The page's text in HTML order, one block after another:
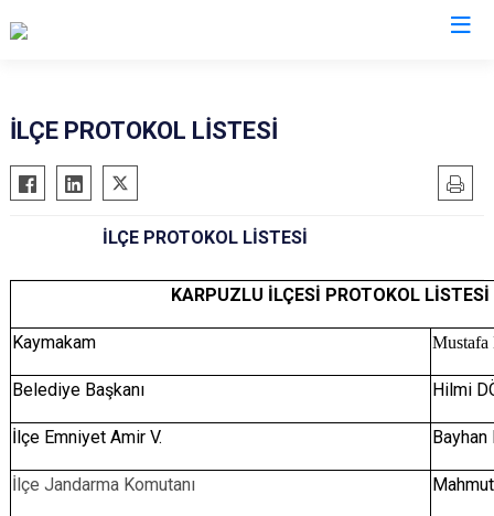
Bozdoğan
Buharkent
Didim
İncirliova
Karacasu
Koçarlı
Kuyucak
Nazilli
Söke
Yenipazar
İLÇE PROTOKOL LİSTESİ
İLÇE PROTOKOL LİSTESİ
KARPUZLU İLÇESİ PROTOKOL LİSTESİ
Kaymakam
Belediye Başkanı Hilmi
İlçe Emniyet Amir V. Bayhan
İlçe Jandarma Komutanı